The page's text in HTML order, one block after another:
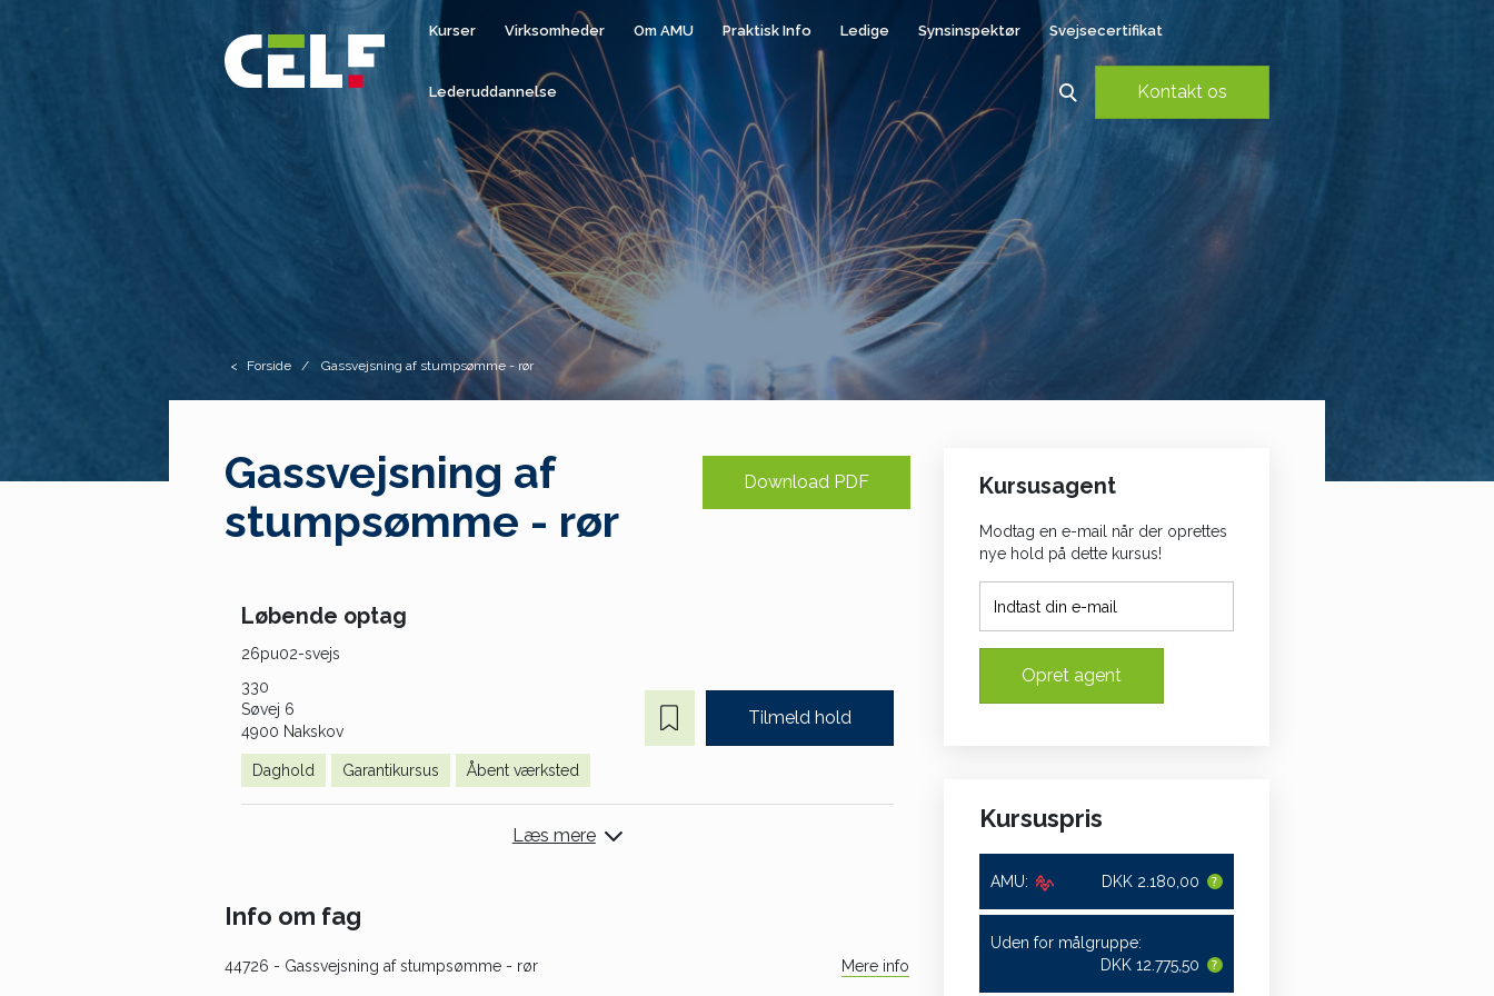
Kurser Virksomheder Om AMU Praktisk Info Ledige Synsinspektør Svejsecertifikat
Lederuddannelse Kontakt os
Forside Gassvejsning af stumpsømme - rør
Gassvejsning af
stumpsømme - rør
Download PDF
Løbende optag
26pu02-svejs
330
Søvej 6
4900 Nakskov
Daghold Garantikursus Åbent værksted
Tilmeld hold
Læs mere
Info om fag
44726 - Gassvejsning af stumpsømme - rør Mere info
Kursusagent
Modtag en e-mail når der oprettes
nye hold på dette kursus!
Opret agent
Kursuspris
AMU: DKK 2.180,00
Uden for målgruppe:
DKK 12.775,50